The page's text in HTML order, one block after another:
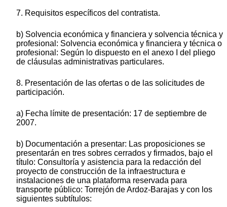
7. Requisitos específicos del contratista.
b) Solvencia económica y financiera y solvencia técnica y
profesional: Solvencia económica y financiera y técnica o
profesional: Según lo dispuesto en el anexo I del pliego
de cláusulas administrativas particulares.
8. Presentación de las ofertas o de las solicitudes de
participación.
a) Fecha límite de presentación: 17 de septiembre de
2007.
b) Documentación a presentar: Las proposiciones se
presentarán en tres sobres cerrados y firmados, bajo el
título: Consultoría y asistencia para la redacción del
proyecto de construcción de la infraestructura e
instalaciones de una plataforma reservada para
transporte público: Torrejón de Ardoz-Barajas y con los
siguientes subtítulos: